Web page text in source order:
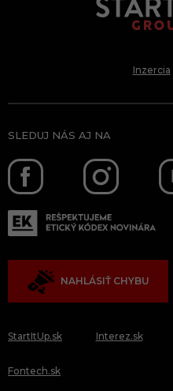
Inzercia
SLEDUJ NÁS AJ NA
NAHLÁSIŤ CHYBU
StartItUp.sk
Fontech.sk
Interez.sk